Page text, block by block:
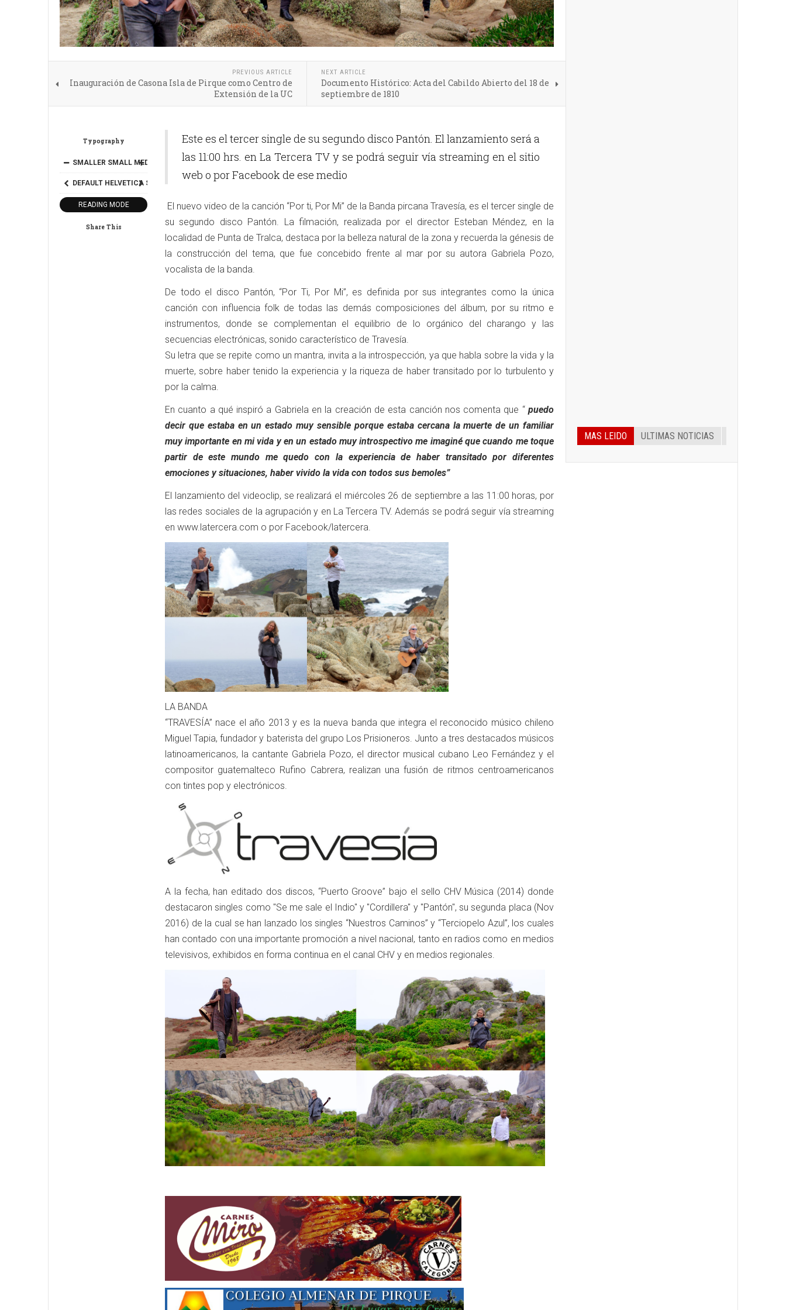
PREVIOUS ARTICLE
Inauguración de Casona Isla de Pirque como Centro de
Extensión de la UC
NEXT ARTICLE
Documento Histórico: Acta del Cabildo Abierto del 18 de
septiembre de 1810
Typography
SMALLER SMALL MEDIUM BIGGER
DEFAULT HELVETICA SEGOE TIMES
READING MODE
Share This
Este es el tercer single de su segundo disco Pantón. El lanzamiento será a
las 11:00 hrs. en La Tercera TV y se podrá seguir vía streaming en el sitio
web o por Facebook de ese medio
El nuevo video de la canción “Por ti, Por Mi” de la Banda pircana Travesía, es el tercer single de
su segundo disco Pantón. La filmación, realizada por el director Esteban Méndez, en la
localidad de Punta de Tralca, destaca por la belleza natural de la zona y recuerda la génesis de
la construcción del tema, que fue concebido frente al mar por su autora Gabriela Pozo,
vocalista de la banda.
De todo el disco Pantón, “Por Ti, Por Mi”, es definida por sus integrantes como la única
canción con influencia folk de todas las demás composiciones del álbum, por su ritmo e
instrumentos, donde se complementan el equilibrio de lo orgánico del charango y las
secuencias electrónicas, sonido característico de Travesía.
Su letra que se repite como un mantra, invita a la introspección, ya que habla sobre la vida y la
muerte, sobre haber tenido la experiencia y la riqueza de haber transitado por lo turbulento y
por la calma.
En cuanto a qué inspiró a Gabriela en la creación de esta canción nos comenta que “puedo
decir que estaba en un estado muy sensible porque estaba cercana la muerte de un familiar
muy importante en mi vida y en un estado muy introspectivo me imaginé que cuando me toque
partir de este mundo me quedo con la experiencia de haber transitado por diferentes
emociones y situaciones, haber vivido la vida con todos sus bemoles”
El lanzamiento del videoclip, se realizará el miércoles 26 de septiembre a las 11:00 horas, por
las redes sociales de la agrupación y en La Tercera TV. Además se podrá seguir vía streaming
en www.latercera.com o por Facebook/latercera.
LA BANDA
“TRAVESÍA” nace el año 2013 y es la nueva banda que integra el reconocido músico chileno
Miguel Tapia, fundador y baterista del grupo Los Prisioneros. Junto a tres destacados músicos
latinoamericanos, la cantante Gabriela Pozo, el director musical cubano Leo Fernández y el
compositor guatemalteco Rufino Cabrera, realizan una fusión de ritmos centroamericanos
con tintes pop y electrónicos.
A la fecha, han editado dos discos, “Puerto Groove” bajo el sello CHV Música (2014) donde
destacaron singles como "Se me sale el Indio" y "Cordillera" y "Pantón", su segunda placa (Nov
2016) de la cual se han lanzado los singles “Nuestros Caminos” y “Terciopelo Azul”, los cuales
han contado con una importante promoción a nivel nacional, tanto en radios como en medios
televisivos, exhibidos en forma continua en el canal CHV y en medios regionales.
MAS LEIDO ULTIMAS NOTICIAS